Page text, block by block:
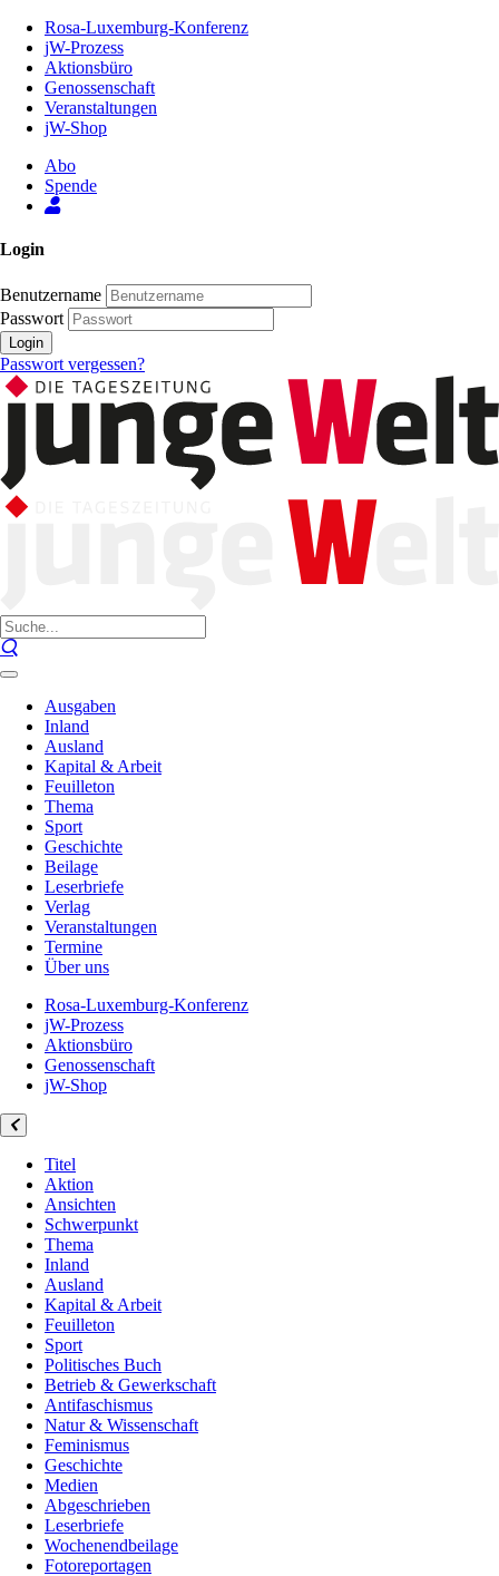
Inhalt
Seite
Rosa-Luxemburg-Konferenz
jW-Prozess
Aktionsbüro
Genossenschaft
Veranstaltungen
jW-Shop
Abo
Spende
Login
Benutzername
Passwort
Login
Passwort vergessen?
Ausgaben
Inland
Ausland
Kapital & Arbeit
Feuilleton
Thema
Sport
Geschichte
Beilage
Leserbriefe
Verlag
Veranstaltungen
Termine
Über uns
Rosa-Luxemburg-Konferenz
jW-Prozess
Aktionsbüro
Genossenschaft
jW-Shop
Titel
Aktion
Ansichten
Schwerpunkt
Thema
Inland
Ausland
Kapital & Arbeit
Feuilleton
Sport
Politisches Buch
Betrieb & Gewerkschaft
Antifaschismus
Natur & Wissenschaft
Feminismus
Geschichte
Medien
Abgeschrieben
Leserbriefe
Wochenendbeilage
Fotoreportagen